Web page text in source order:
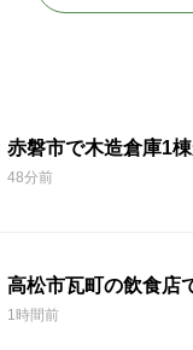
赤磐市で木造倉庫1
48分前
高松市瓦町の飲食
1時間前